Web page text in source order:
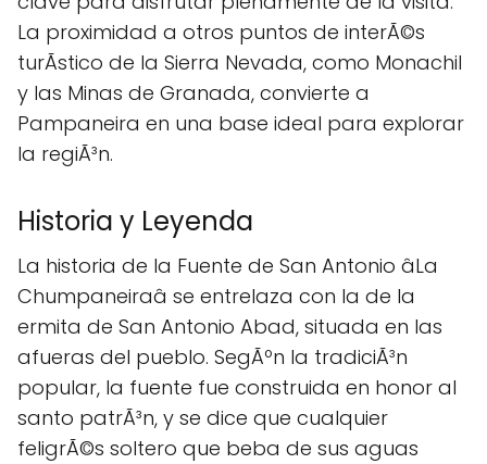
La proximidad a otros puntos de interÃ©s
turÃ­stico de la Sierra Nevada, como Monachil
y las Minas de Granada, convierte a
Pampaneira en una base ideal para explorar
la regiÃ³n.
Historia y Leyenda
La historia de la Fuente de San Antonio âLa
Chumpaneiraâ se entrelaza con la de la
ermita de San Antonio Abad, situada en las
afueras del pueblo. SegÃºn la tradiciÃ³n
popular, la fuente fue construida en honor al
santo patrÃ³n, y se dice que cualquier
feligrÃ©s soltero que beba de sus aguas